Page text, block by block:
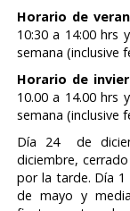
Horario de
10:30 a 14:00 hrs
semana (inclusive
Horario de
10.00 a 14.00 hrs
semana (inclusive
Día 24 de
diciembre,
por la tarde. Día
de mayo y